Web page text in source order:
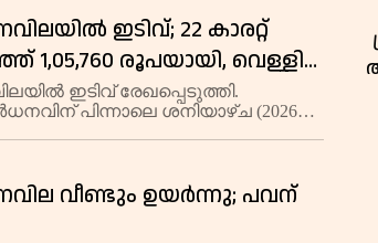
ഇടിവ്; 22 കാരറ്റ്
രൂപയായി, വെള്ളി
ഇടിവ് രേഖപ്പെടുത്തി.
പിന്നാലെ ശനിയാഴ്ച (2026
വീണ്ടും ഉയർന്നു; പവന്